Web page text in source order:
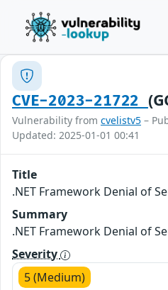
CVE-2023-21722
Vulnerability from cvelistv5 –
Updated: 2025-01-01 00:41
Title
.NET Framework Denial of
Summary
.NET Framework Denial of
Severity
5 (Medium)